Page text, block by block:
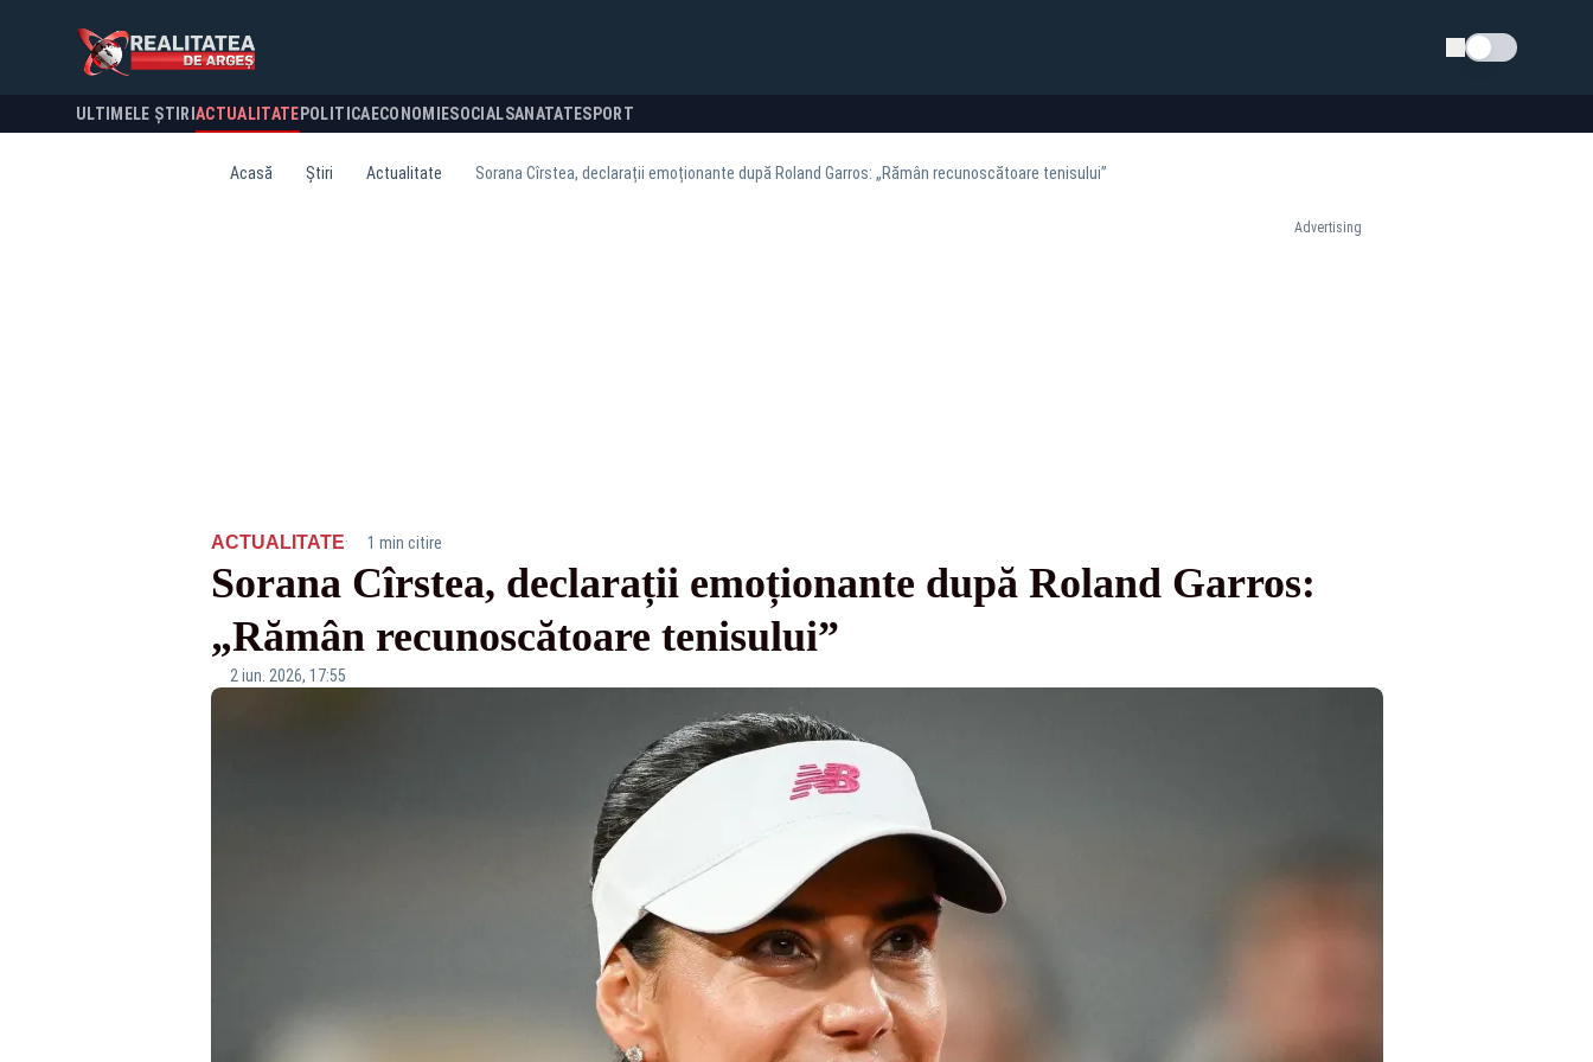
Schimba tema
ULTIMELE ȘTIRI ACTUALITATE POLITICA ECONOMIESOCIALSANATATESPORT
Acasă Știri Actualitate Sorana Cîrstea, declarații emoționante după Roland Garros: „Rămân recunoscătoare tenisului”
Advertising
ACTUALITATE· 1 min citire
Sorana Cîrstea, declarații emoționante după Roland Garros:
„Rămân recunoscătoare tenisului”
2 iun. 2026, 17:55